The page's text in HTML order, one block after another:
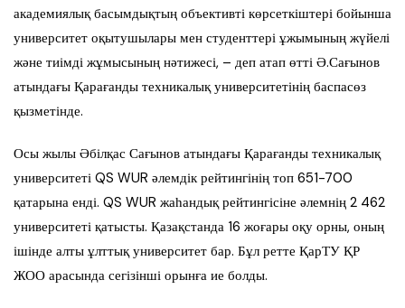
академиялық басымдықтың объективті көрсеткіштері бойынша
университет оқытушылары мен студенттері ұжымының жүйелі
және тиімді жұмысының нәтижесі, – деп атап өтті Ә.Сағынов
атындағы Қарағанды техникалық университетінің баспасөз
қызметінде.
Осы жылы Әбілқас Сағынов атындағы Қарағанды техникалық
университеті QS WUR әлемдік рейтингінің топ 651-700
қатарына енді. QS WUR жаһандық рейтингісіне әлемнің 2 462
университеті қатысты. Қазақстанда 16 жоғары оқу орны, оның
ішінде алты ұлттық университет бар. Бұл ретте ҚарТУ ҚР
ЖОО арасында сегізінші орынға ие болды.